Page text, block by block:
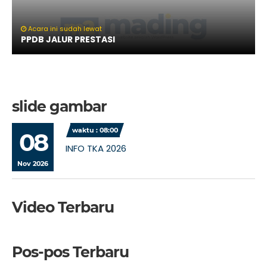
Acara ini sudah lewat
PPDB JALUR PRESTASI
slide gambar
08
Nov 2026
waktu : 08:00
INFO TKA 2026
Video Terbaru
Pos-pos Terbaru